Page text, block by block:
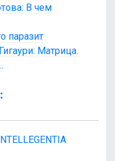
В чем
паразит
Матрица.